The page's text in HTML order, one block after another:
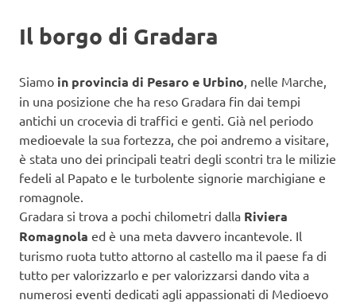
Il borgo di Gradara
Siamo in provincia di Pesaro e Urbino, nelle Marche,
in una posizione che ha reso Gradara fin dai tempi
antichi un crocevia di traffici e genti. Già nel periodo
medioevale la sua fortezza, che poi andremo a visitare,
è stata uno dei principali teatri degli scontri tra le milizie
fedeli al Papato e le turbolente signorie marchigiane e
romagnole.
Gradara si trova a pochi chilometri dalla Riviera
Romagnola ed è una meta davvero incantevole. Il
turismo ruota tutto attorno al castello ma il paese fa di
tutto per valorizzarlo e per valorizzarsi dando vita a
numerosi eventi dedicati agli appassionati di Medioevo